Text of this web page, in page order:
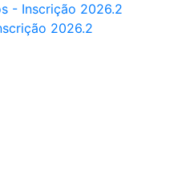
- Inscrição 2026.2
2026.2